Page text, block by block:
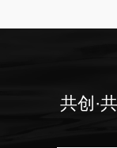
共创·